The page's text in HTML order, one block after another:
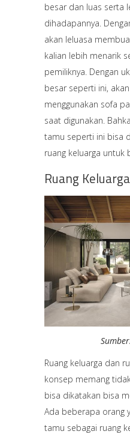
besar dan luas serta
dihadapannya.
akan leluasa
kalian lebih menarik
pemiliknya. Dengan
besar seperti ini,
menggunakan sofa
saat digunakan.
tamu seperti ini bisa
ruang keluarga untuk
Ruang Keluarga
Ruang keluarga dan
konsep memang
bisa dikatakan bisa
Ada beberapa orang
tamu sebagai ruang